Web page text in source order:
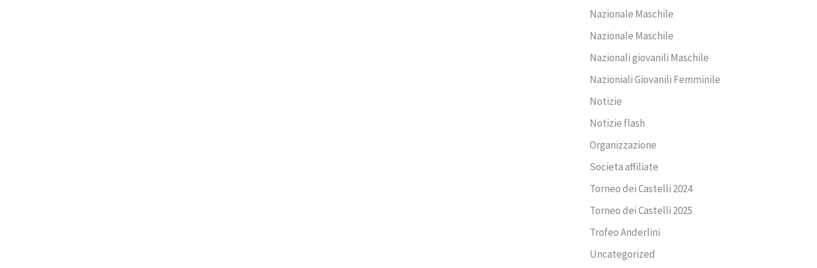
Nazionale Maschile
Nazionale Maschile
Nazionali giovanili Maschile
Nazioniali Giovanili Femminile
Notizie
Notizie flash
Organizzazione
Societa affiliate
Torneo dei Castelli 2024
Torneo dei Castelli 2025
Trofeo Anderlini
Uncategorized